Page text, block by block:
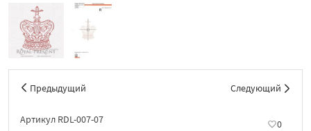
Предыдущий Следующий
Артикул RDL-007-07 0